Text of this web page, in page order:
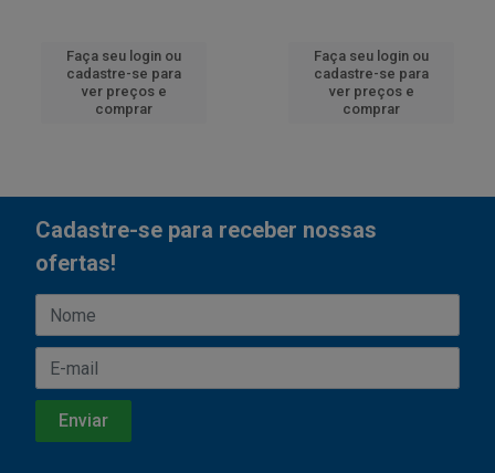
Faça seu login ou
cadastre-se para
ver preços e
comprar
Faça seu login ou
cadastre-se para
ver preços e
comprar
Cadastre-se para receber nossas
ofertas!